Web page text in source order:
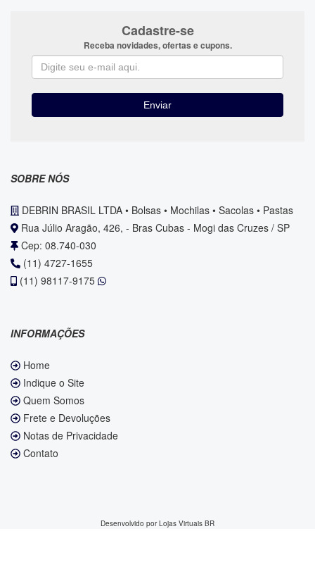
Cadastre-se
Receba novidades, ofertas e cupons.
SOBRE NÓS
DEBRIN BRASIL LTDA • Bolsas • Mochilas • Sacolas • Pastas
Rua Júlio Aragão, 426, - Bras Cubas - Mogi das Cruzes / SP
Cep: 08.740-030
(11) 4727-1655
(11) 98117-9175
INFORMAÇÕES
Home
Indique o Site
Quem Somos
Frete e Devoluções
Notas de Privacidade
Contato
Desenvolvido porLojas Virtuais BR